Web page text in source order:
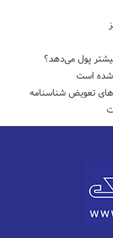
پول می‌دهد؟
شده است
تعویض شناسنامه